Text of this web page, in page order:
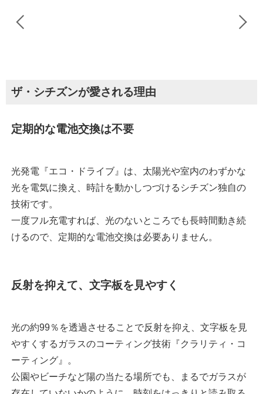
ザ・シチズンが愛される理由
定期的な電池交換は不要
光発電『エコ・ドライブ』は、太陽光や室内のわずかな
光を電気に換え、時計を動かしつづけるシチズン独自の
技術です。
一度フル充電すれば、光のないところでも長時間動き続
けるので、定期的な電池交換は必要ありません。
反射を抑えて、文字板を見やすく
光の約99％を透過させることで反射を抑え、文字板を見
やすくするガラスのコーティング技術『クラリティ・コ
ーティング』。
公園やビーチなど陽の当たる場所でも、まるでガラスが